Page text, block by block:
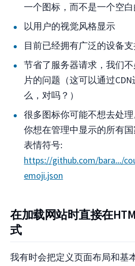
一个图标，而不是一个空
以用户的视觉风格显示
目前已经拥有广泛的设备
节省了服务器请求，我们
片的问题（这可以通过
么，对吗？）
很多图标你可能不想去处
你想在管理中显示的所有
表情符号:
https://github.com/bara.../
emoji.json
在加载网站时直接在
式
我有时会把定义页面布局和基